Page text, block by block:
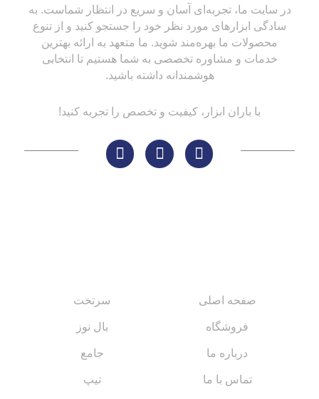
در سایت ما، تجربه‌ای آسان و سریع در انتظار شماست. به
سادگی ابزارهای مورد نظر خود را جستجو کنید و از تنوع
محصولات ما بهره‌مند شوید. ما متعهد به ارائه بهترین
خدمات و مشاوره تخصصی به شما هستیم تا انتخابی
هوشمندانه داشته باشید.
با باران ابزار، کیفیت و تخصص را تجربه کنید!
صفحه اصلی
فروشگاه
درباره ما
تماس با ما
سرتخت
بال نوز
جامع
تیپ